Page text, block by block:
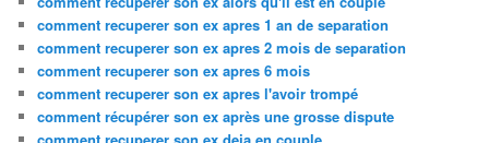
comment recuperer son ex apres 1 an de separation
comment recuperer son ex apres 2 mois de separation
comment recuperer son ex apres 6 mois
comment recuperer son ex apres l'avoir trompé
comment récupérer son ex après une grosse dispute